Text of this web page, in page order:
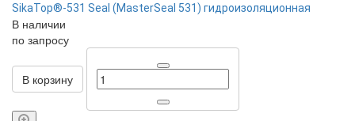
SikaTop®-531 Seal (MasterSeal 531) гидроизоляционная
В наличии
по запросу
В корзину